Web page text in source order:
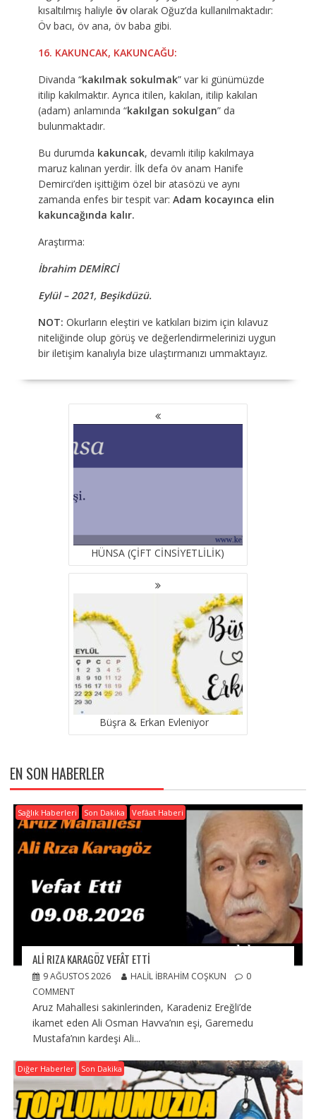
kısaltılmış haliyle övolarak Oğuz’da kullanılmaktadır:
Öv bacı, öv ana, öv baba gibi.
16. KAKUNCAK, KAKUNCAĞU:
Divanda “kakılmak sokulmak” var ki günümüzde
itilip kakılmaktır. Ayrıca itilen, kakılan, itilip kakılan
(adam) anlamında “kakılgan sokulgan” da
bulunmaktadır.
Bu durumda kakuncak, devamlı itilip kakılmaya
maruz kalınan yerdir. İlk defa öv anam Hanife
Demirci’den işittiğim özel bir atasözü ve aynı
zamanda enfes bir tespit var: Adam kocayınca elin
kakuncağında kalır.
Araştırma:
İbrahim DEMİRCİ
Eylül – 2021, Beşikdüzü.
NOT: Okurların eleştiri ve katkıları bizim için kılavuz
niteliğinde olup görüş ve değerlendirmelerinizi uygun
bir iletişim kanalıyla bize ulaştırmanızı ummaktayız.
HÜNSA (ÇİFT CİNSİYETLİLİK)
Büşra & Erkan Evleniyor
EN SON HABERLER
Sağlık Haberleri Son Dakika Vefâat Haberi
ALI RIZA KARAGÖZ VEFÂT ETTI
9 AĞUSTOS 2026 HALIL İBRAHIM COŞKUN
0
COMMENT
Aruz Mahallesi sakinlerinden, Karadeniz Ereğli’de
ikamet eden Ali Osman Havva’nın eşi, Garemedu
Mustafa’nın kardeşi Ali...
Diğer Haberler Son Dakika